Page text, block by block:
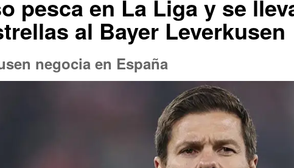
pesca en La Liga y se
al Bayer Leverkusen
negocia en España